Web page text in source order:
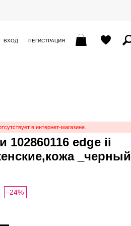
ВХОД РЕГИСТРАЦИЯ
в интернет-магазине.
102860116 edge ii
_черный
-24%